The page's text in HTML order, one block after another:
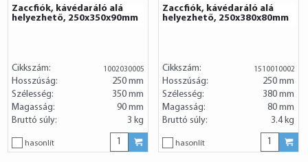
Zaccfiók, kávédaráló alá
helyezhető, 250x350x90mm
Cikkszám: 1002030005
Hosszúság:
250 mm
Szélesség:
350 mm
Magasság:
90 mm
Bruttó súly:
3 kg
hasonlít
Zaccfiók, kávédaráló alá
helyezhető, 250x380x80mm
Cikkszám: 1510010002
Hosszúság:
250 mm
Szélesség:
380 mm
Magasság:
80 mm
Bruttó súly:
3.4 kg
hasonlít